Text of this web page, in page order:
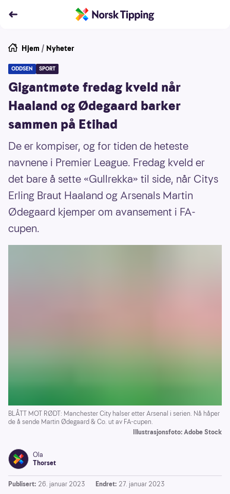
Hjem / Nyheter
ODDSEN SPORT
Gigantmøte fredag kveld når
Haaland og Ødegaard barker
sammen på Etihad
De er kompiser, og for tiden de heteste
navnene i Premier League. Fredag kveld er
det bare å sette «Gullrekka» til side, når Citys
Erling Braut Haaland og Arsenals Martin
Ødegaard kjemper om avansement i FA-
cupen.
BLÅTT MOT RØDT: Manchester City halser etter Arsenal i serien. Nå håper
de å sende Martin Ødegaard & Co. ut av FA-cupen.
Illustrasjonsfoto: Adobe Stock
Ola
Thorset
Publisert: 26. januar 2023 Endret: 27. januar 2023